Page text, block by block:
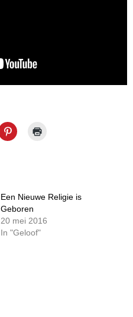
Een Nieuwe Religie is
Geboren
20 mei 2016
In "Geloof"